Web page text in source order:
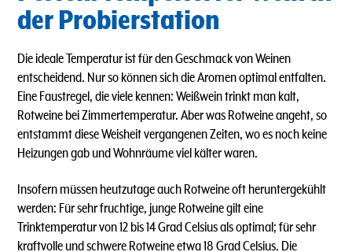
der Probierstation
Die ideale Temperatur ist für den Geschmack von Weinen
entscheidend. Nur so können sich die Aromen optimal entfalten.
Eine Faustregel, die viele kennen: Weißwein trinkt man kalt,
Rotweine bei Zimmertemperatur. Aber was Rotweine angeht, so
entstammt diese Weisheit vergangenen Zeiten, wo es noch keine
Heizungen gab und Wohnräume viel kälter waren.
Insofern müssen heutzutage auch Rotweine oft heruntergekühlt
werden: Für sehr fruchtige, junge Rotweine gilt eine
Trinktemperatur von 12 bis 14 Grad Celsius als optimal; für sehr
kraftvolle und schwere Rotweine etwa 18 Grad Celsius. Die